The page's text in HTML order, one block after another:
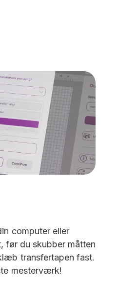
computer eller
før du skubber måtten
transfertapen fast.
mesterværk!